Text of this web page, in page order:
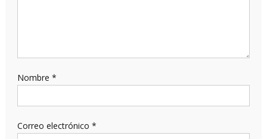
Nombre *
Correo electrónico *